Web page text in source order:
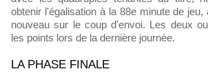
obtenir l'égalisation à la 88e minute de
nouveau sur le coup d'envoi. Les deux
les points lors de la dernière journée.
LA PHASE FINALE